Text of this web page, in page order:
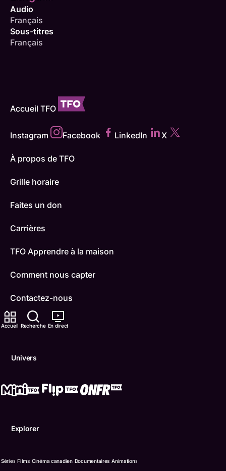
Accueil Recherche En direct
Univers
Explorer
Séries Films Cinéma canadien Documentaires Animations
Audio
Français
Sous-titres
Français
Accueil TFO
Instagram Facebook LinkedIn X
À propos de TFO
Grille horaire
Faites un don
Carrières
TFO Apprendre à la maison
Comment nous capter
Contactez-nous
ONFR
Conditions d'utilisation
© Office des télécommunications éducatives de langue